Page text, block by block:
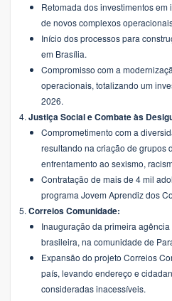
Retomada dos investimentos
de novos complexos
Início dos processos para
em Brasília.
Compromisso com a
operacionais, totalizando um
2026.
Justiça Social e Combate às
Comprometimento com a
resultando na criação de grupos
enfrentamento ao sexismo,
Contratação de mais de 4 mil
programa Jovem Aprendiz dos
Correios Comunidade:
Inauguração da primeira
brasileira, na comunidade de
Expansão do projeto Correios
país, levando endereço e
consideradas inacessíveis.